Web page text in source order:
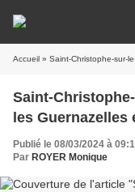
Accueil » Saint-Christophe-sur-le-
Saint-
les
Publié le 08/03/2024 à
Par ROYER Monique